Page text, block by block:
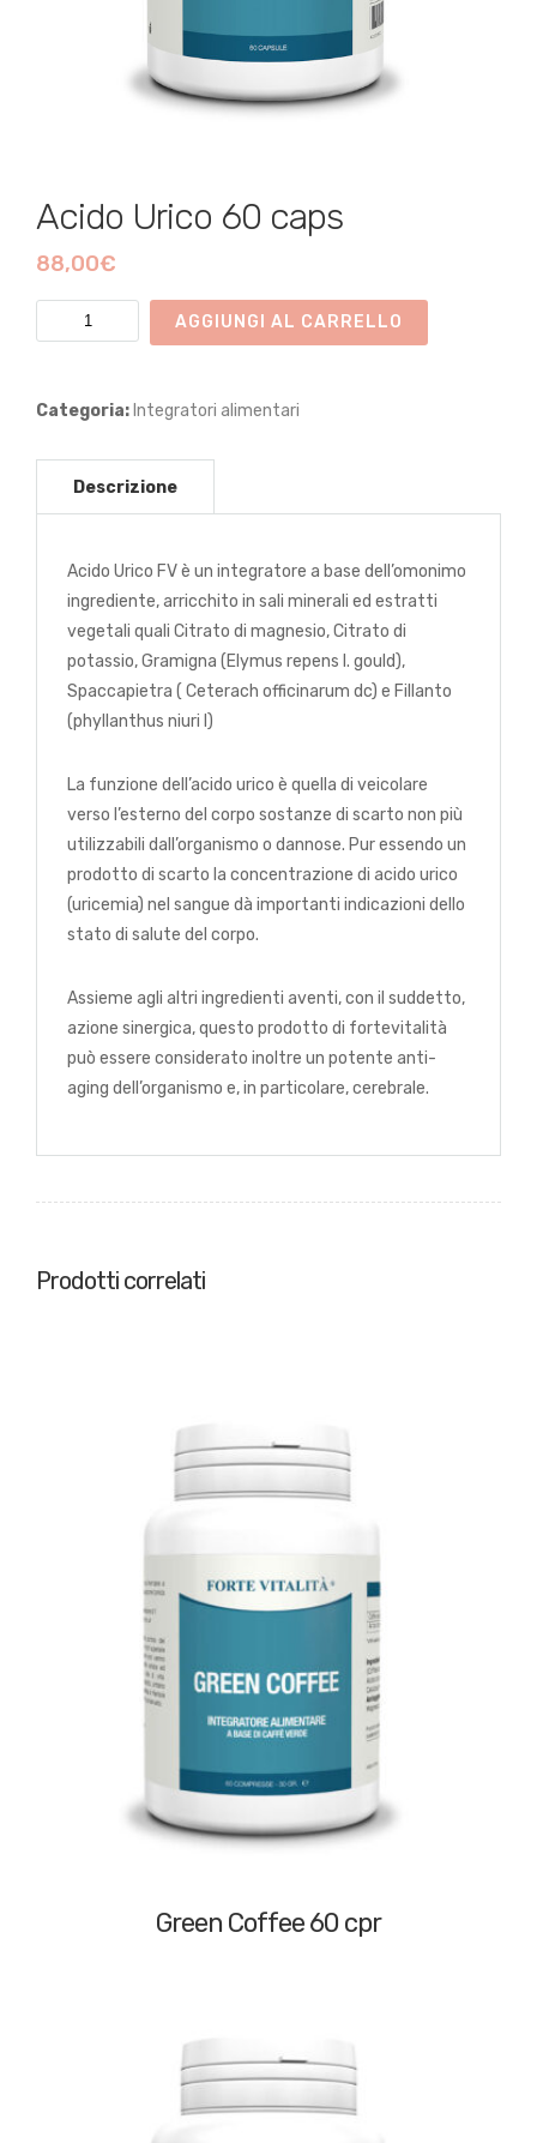
Acido Urico 60 caps
88,00€
Urico
caps
AGGIUNGI AL CARRELLO
Categoria: Integratori alimentari
Acido Urico FV è un integratore a base dell’omonimo
ingrediente, arricchito in sali minerali ed estratti
vegetali quali Citrato di magnesio, Citrato di
potassio, Gramigna (Elymus repens l. gould),
Spaccapietra ( Ceterach officinarum dc) e Fillanto
(phyllanthus niuri l)
La funzione dell’acido urico è quella di veicolare
verso l’esterno del corpo sostanze di scarto non più
utilizzabili dall’organismo o dannose. Pur essendo un
prodotto di scarto la concentrazione di acido urico
(uricemia) nel sangue dà importanti indicazioni dello
stato di salute del corpo.
Assieme agli altri ingredienti aventi, con il suddetto,
azione sinergica, questo prodotto di fortevitalità
può essere considerato inoltre un potente anti-
aging dell’organismo e, in particolare, cerebrale.
Prodotti correlati
Green Coffee 60 cpr